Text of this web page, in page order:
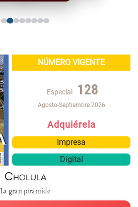
NÚMERO VIGENTE
Especial 128
Agosto-Septiembre 2026
Adquiérela
Impresa
Digital
Cholula
La gran pirámide